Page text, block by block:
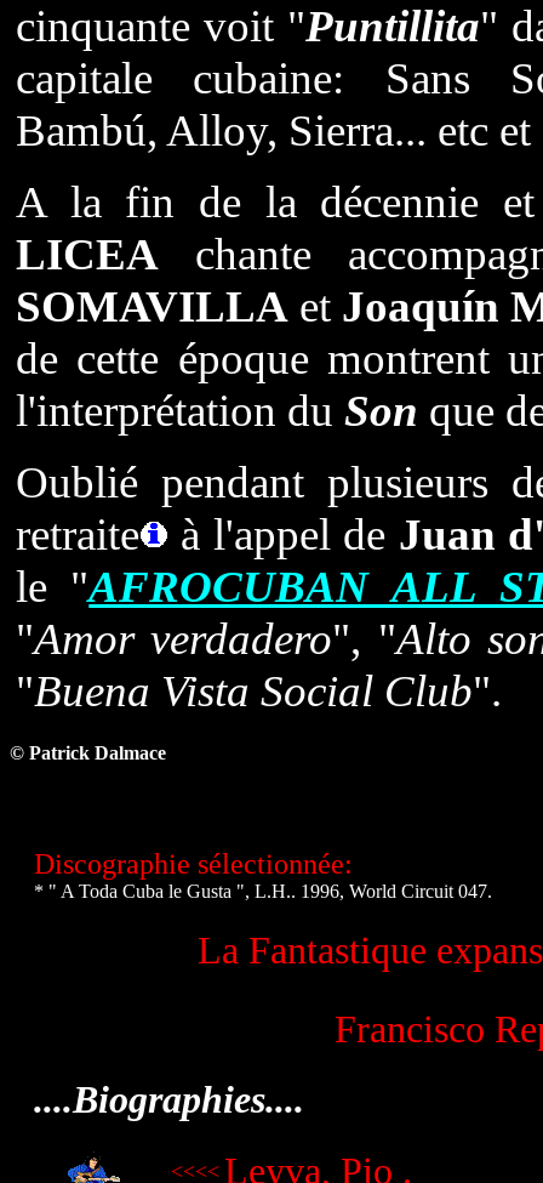
cinquante voit "Puntillita"
capitale cubaine: Sans
Bambú, Alloy, Sierra... etc
A la fin de la décennie et
LICEA chante
SOMAVILLA et Joaquín
de cette époque montrent
l'interprétation du Son que
Oublié pendant plusieurs
retraite
à l'appel de Juan
le "AFROCUBAN ALL
"Amor verdadero", "Alto
"Buena Vista Social Club".
© Patrick Dalmace
Discographie sélectionnée:
* " A Toda Cuba le Gusta ", L.H.. 1996, World Circuit 047.
La Fantastique
Francisco
....Biographies....
<<<< Leyva, Pio .